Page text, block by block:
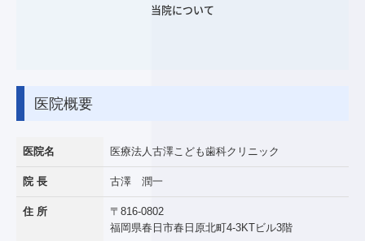
院長紹介
当院について
医院概要
医院名 医療法人古澤こども歯科クリニック
院 長 古澤 潤一
住 所
〒816-0802
福岡県春日市春日原北町4-3KTビル3階